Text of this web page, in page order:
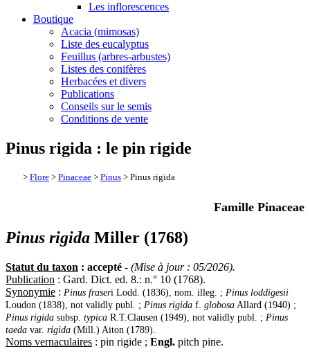
Les inflorescences
Boutique
Acacia (mimosas)
Liste des eucalyptus
Feuillus (arbres-arbustes)
Listes des conifères
Herbacées et divers
Publications
Conseils sur le semis
Conditions de vente
Pinus rigida : le pin rigide
> Flore > Pinaceae > Pinus > Pinus rigida
Famille Pinaceae
Pinus rigida Miller (1768)
Statut du taxon : accepté - (Mise à jour : 05/2026).
Publication : Gard. Dict. ed. 8.: n.° 10 (1768).
Synonymie : Pinus fraseri Lodd. (1836), nom. illeg. ; Pinus loddigesii
Loudon (1838), not validly publ. ; Pinus rigida f. globosa Allard (1940) ;
Pinus rigida subsp. typica R.T.Clausen (1949), not validly publ. ; Pinus
taeda var. rigida (Mill.) Aiton (1789).
Noms vernaculaires : pin rigide ; Engl. pitch pine.